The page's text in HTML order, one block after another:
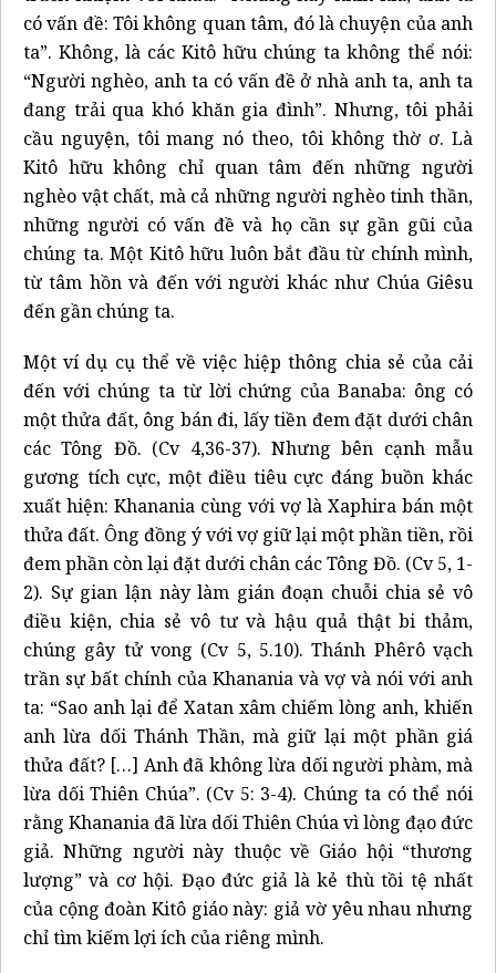
có vấn đề: Tôi không quan tâm, đó là chuyện của anh
ta”. Không, là các Kitô hữu chúng ta không thể nói:
“Người nghèo, anh ta có vấn đề ở nhà anh ta, anh ta
đang trải qua khó khăn gia đình”. Nhưng, tôi phải
cầu nguyện, tôi mang nó theo, tôi không thờ ơ. Là
Kitô hữu không chỉ quan tâm đến những người
nghèo vật chất, mà cả những người nghèo tinh thần,
những người có vấn đề và họ cần sự gần gũi của
chúng ta. Một Kitô hữu luôn bắt đầu từ chính mình,
từ tâm hồn và đến với người khác như Chúa Giêsu
đến gần chúng ta.
Một ví dụ cụ thể về việc hiệp thông chia sẻ của cải
đến với chúng ta từ lời chứng của Banaba: ông có
một thửa đất, ông bán đi, lấy tiền đem đặt dưới chân
các Tông Đồ. (Cv 4,36-37). Nhưng bên cạnh mẫu
gương tích cực, một điều tiêu cực đáng buồn khác
xuất hiện: Khanania cùng với vợ là Xaphira bán một
thửa đất. Ông đồng ý với vợ giữ lại một phần tiền, rồi
đem phần còn lại đặt dưới chân các Tông Đồ. (Cv 5, 1-
2). Sự gian lận này làm gián đoạn chuỗi chia sẻ vô
điều kiện, chia sẻ vô tư và hậu quả thật bi thảm,
chúng gây tử vong (Cv 5, 5.10). Thánh Phêrô vạch
trần sự bất chính của Khanania và vợ và nói với anh
ta: “Sao anh lại để Xatan xâm chiếm lòng anh, khiến
anh lừa dối Thánh Thần, mà giữ lại một phần giá
thửa đất? […] Anh đã không lừa dối người phàm, mà
lừa dối Thiên Chúa”. (Cv 5: 3-4). Chúng ta có thể nói
rằng Khanania đã lừa dối Thiên Chúa vì lòng đạo đức
giả. Những người này thuộc về Giáo hội “thương
lượng” và cơ hội. Đạo đức giả là kẻ thù tồi tệ nhất
của cộng đoàn Kitô giáo này: giả vờ yêu nhau nhưng
chỉ tìm kiếm lợi ích của riêng mình.